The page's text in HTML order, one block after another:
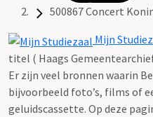
500867 Concert
Mijn
titel ( Haags
Er zijn veel bronnen waarin
bijvoorbeeld foto’s, films of
geluidscassette. Op deze